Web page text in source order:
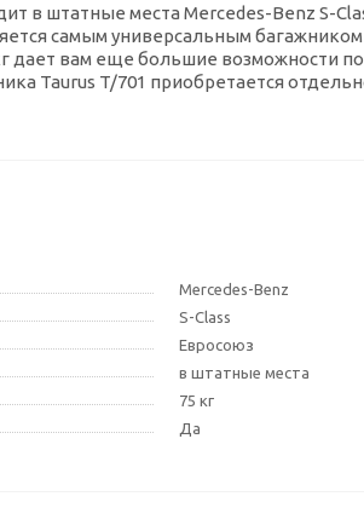
штатные места Mercedes-Benz S-
самым универсальным
дает вам еще большие возможности
Taurus T/701 приобретается
Mercedes-Benz
S-Class
Евросоюз
в штатные места
75 кг
Да